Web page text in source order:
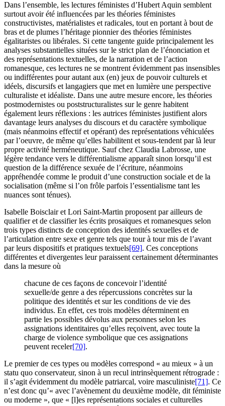
Dans l’ensemble, les lectures féministes d’Hubert Aquin semblent
surtout avoir été influencées par les théories féministes
constructivistes, matérialistes et radicales, tout en portant à bout de
bras et de plumes l’héritage pionnier des théories féministes
égalitaristes ou libérales. Si cette tangente guide principalement les
analyses substantielles situées sur le strict plan de l’énonciation et
des représentations textuelles, de la narration et de l’action
romanesque, ces lectures ne se montrent évidemment pas insensibles
ou indifférentes pour autant aux (en) jeux de pouvoir culturels et
idéels, discursifs et langagiers que met en lumière une perspective
culturaliste et idéaliste. Dans une autre mesure encore, les théories
postmodernistes ou poststructuralistes sur le genre habitent
également leurs réflexions : les autrices féministes justifient alors
davantage leurs analyses du discours et du caractère symbolique
(mais néanmoins effectif et opérant) des représentations véhiculées
par l’oeuvre, de même qu’elles habilitent et sous-tendent par là leur
propre activité herméneutique. Sauf chez Claudia Labrosse, une
légère tendance vers le différentialisme apparaît sinon lorsqu’il est
question de la différence sexuée de l’écriture, néanmoins
appréhendée comme le produit d’une construction sociale et de la
socialisation (même si l’on frôle parfois l’essentialisme tant les
nuances sont ténues).
Isabelle Boisclair et Lori Saint-Martin proposent par ailleurs de
qualifier et de classifier les écrits prosaïques et romanesques selon
trois types distincts de conception des identités sexuelles et de
l’articulation entre sexe et genre tels que tour à tour mis de l’avant
par leurs dispositifs et pratiques textuels[69]. Ces conceptions
différentes et divergentes leur paraissent certainement déterminantes
dans la mesure où
chacune de ces façons de concevoir l’identité
sexuelle/de genre a des répercussions concrètes sur la
politique des identités et sur les conditions de vie des
individus. En effet, ces trois modèles déterminent en
partie les possibles dévolus aux personnes selon les
assignations identitaires qu’elles reçoivent, avec toute la
charge de violence symbolique que ces assignations
peuvent receler[70].
Le premier de ces types ou modèles correspond « au mieux » à un
statu quo conservateur, sinon à un recul intrinsèquement rétrograde :
il s’agit évidemment du modèle patriarcal, voire masculiniste[71]. Ce
n’est donc qu’« avec l’avènement du deuxième modèle, dit féministe
ou moderne », que « [l]es représentations sociales et culturelles